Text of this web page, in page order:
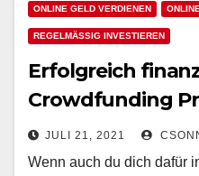
ONLINE GELD VERDIENEN
REGELMÄSSIG INVESTIEREN
Erfolgreich
Crowdfunding
Kampagnen –
Inspirationen für
JULI 21, 2021
Wenn auch du dich dafür